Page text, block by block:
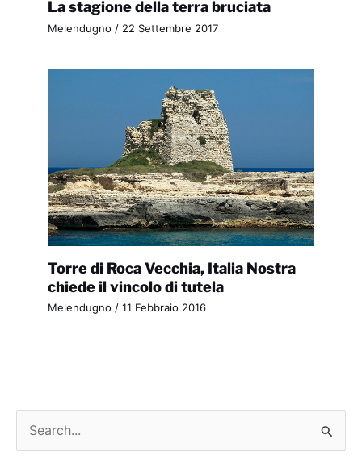
La stagione della terra bruciata
Melendugno / 22 Settembre 2017
Torre di Roca Vecchia, Italia Nostra
chiede il vincolo di tutela
Melendugno / 11 Febbraio 2016